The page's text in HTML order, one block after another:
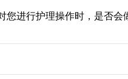
您进行护理操作时，是否会